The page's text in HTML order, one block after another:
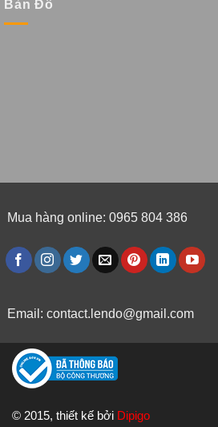
Bản Đồ
Mua hàng online: 0965 804 386
Email: contact.lendo@gmail.com
© 2015, thiết kế bởi Dipigo